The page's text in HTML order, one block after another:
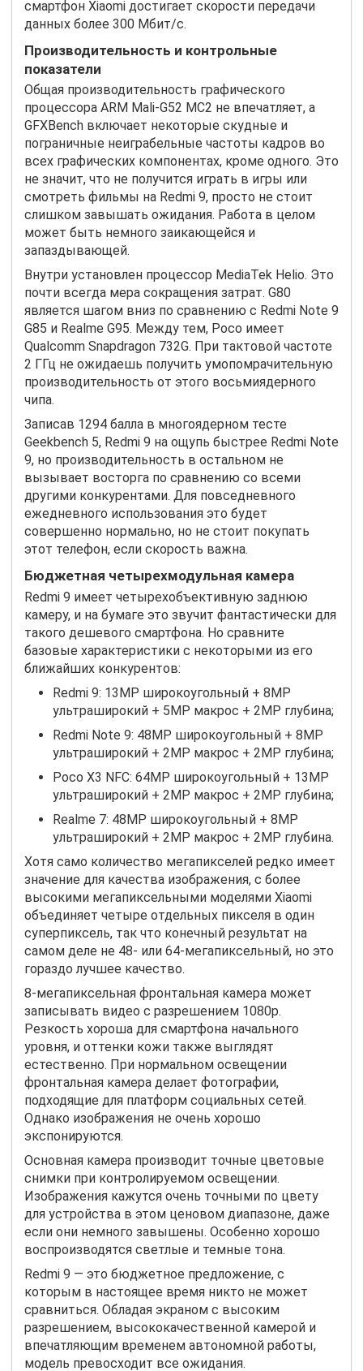
смартфон Xiaomi достигает скорости передачи
данных более 300 Мбит/с.
Производительность и контрольные
показатели
Общая производительность графического
процессора ARM Mali-G52 MC2 не впечатляет, а
GFXBench включает некоторые скудные и
пограничные неиграбельные частоты кадров во
всех графических компонентах, кроме одного. Это
не значит, что не получится играть в игры или
смотреть фильмы на Redmi 9, просто не стоит
слишком завышать ожидания. Работа в целом
может быть немного заикающейся и
запаздывающей.
Внутри установлен процессор MediaTek Helio. Это
почти всегда мера сокращения затрат. G80
является шагом вниз по сравнению с Redmi Note 9
G85 и Realme G95. Между тем, Poco имеет
Qualcomm Snapdragon 732G. При тактовой частоте
2 ГГц не ожидаешь получить умопомрачительную
производительность от этого восьмиядерного
чипа.
Записав 1294 балла в многоядерном тесте
Geekbench 5, Redmi 9 на ощупь быстрее Redmi Note
9, но производительность в остальном не
вызывает восторга по сравнению со всеми
другими конкурентами. Для повседневного
ежедневного использования это будет
совершенно нормально, но не стоит покупать
этот телефон, если скорость важна.
Бюджетная четырехмодульная камера
Redmi 9 имеет четырехобъективную заднюю
камеру, и на бумаге это звучит фантастически для
такого дешевого смартфона. Но сравните
базовые характеристики с некоторыми из его
ближайших конкурентов:
Redmi 9: 13MP широкоугольный + 8MP
ультраширокий + 5MP макрос + 2MP глубина;
Redmi Note 9: 48MP широкоугольный + 8MP
ультраширокий + 2MP макрос + 2MP глубина;
Poco X3 NFC: 64MP широкоугольный + 13MP
ультраширокий + 2MP макрос + 2MP глубина;
Realme 7: 48MP широкоугольный + 8MP
ультраширокий + 2MP макрос + 2MP глубина.
Хотя само количество мегапикселей редко имеет
значение для качества изображения, с более
высокими мегапиксельными моделями Xiaomi
объединяет четыре отдельных пикселя в один
суперпиксель, так что конечный результат на
самом деле не 48- или 64-мегапиксельный, но это
гораздо лучшее качество.
8-мегапиксельная фронтальная камера может
записывать видео с разрешением 1080p.
Резкость хороша для смартфона начального
уровня, и оттенки кожи также выглядят
естественно. При нормальном освещении
фронтальная камера делает фотографии,
подходящие для платформ социальных сетей.
Однако изображения не очень хорошо
экспонируются.
Основная камера производит точные цветовые
снимки при контролируемом освещении.
Изображения кажутся очень точными по цвету
для устройства в этом ценовом диапазоне, даже
если они немного завышены. Особенно хорошо
воспроизводятся светлые и темные тона.
Redmi 9 — это бюджетное предложение, с
которым в настоящее время никто не может
сравниться. Обладая экраном с высоким
разрешением, высококачественной камерой и
впечатляющим временем автономной работы,
модель превосходит все ожидания.